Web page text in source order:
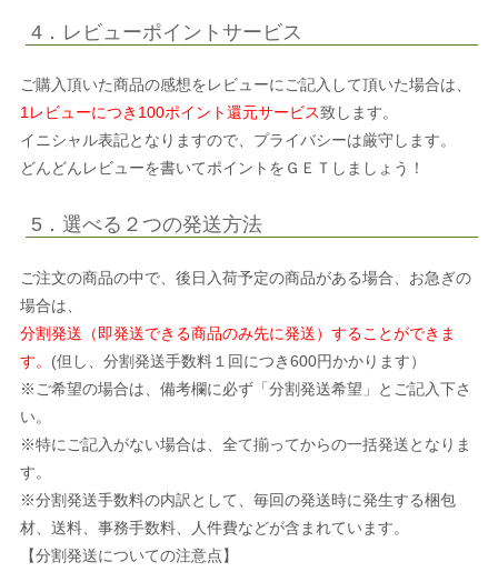
4．レビューポイントサービス
ご購入頂いた商品の感想をレビューにご記入して頂いた場合は、
1レビューにつき100ポイント還元サービス致します。
イニシャル表記となりますので、プライバシーは厳守します。
どんどんレビューを書いてポイントをＧＥＴしましょう！
5．選べる２つの発送方法
ご注文の商品の中で、後日入荷予定の商品がある場合、お急ぎの
場合は、
分割発送（即発送できる商品のみ先に発送）することができま
す。 (但し、分割発送手数料１回につき600円かかります）
※ご希望の場合は、備考欄に必ず「分割発送希望」とご記入下さ
い。
※特にご記入がない場合は、全て揃ってからの一括発送となりま
す。
※分割発送手数料の内訳として、毎回の発送時に発生する梱包
材、送料、事務手数料、人件費などが含まれています。
【分割発送についての注意点】